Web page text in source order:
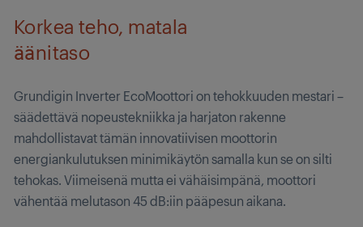
Korkea teho, matala
äänitaso
Grundigin Inverter EcoMoottori on tehokkuuden mestari –
säädettävä nopeustekniikka ja harjaton rakenne
mahdollistavat tämän innovatiivisen moottorin
energiankulutuksen minimikäytön samalla kun se on silti
tehokas. Viimeisenä mutta ei vähäisimpänä, moottori
vähentää melutason 45 dB:iin pääpesun aikana.